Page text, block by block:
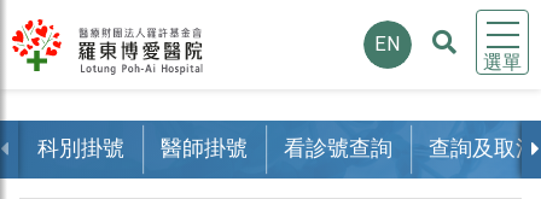
選單
EN
科別掛號 醫師掛號 看診號查詢 查詢及取消